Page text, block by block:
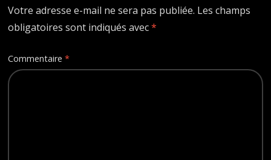
Votre adresse e-mail ne sera pas publiée. Les champs
obligatoires sont indiqués avec*
Commentaire*